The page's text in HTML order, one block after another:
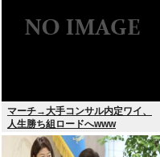
マーチ→大手コンサル内定ワイ、
人生勝ち組ロードへwww